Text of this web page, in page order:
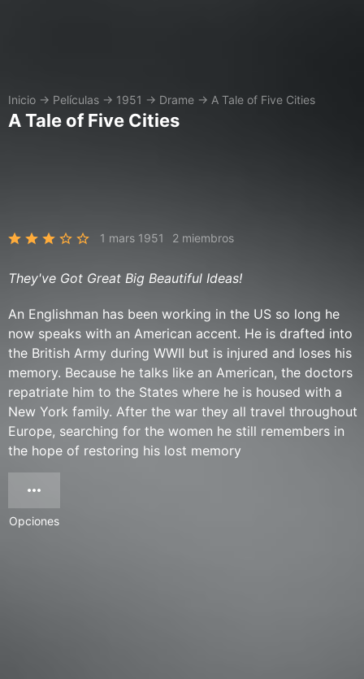
Inicio → Películas → 1951 → Drame → A Tale of Five Cities
A Tale of Five Cities
1 mars 1951 2 miembros
They've Got Great Big Beautiful Ideas!
An Englishman has been working in the US so long he
now speaks with an American accent. He is drafted into
the British Army during WWII but is injured and loses his
memory. Because he talks like an American, the doctors
repatriate him to the States where he is housed with a
New York family. After the war they all travel throughout
Europe, searching for the women he still remembers in
the hope of restoring his lost memory
Opciones